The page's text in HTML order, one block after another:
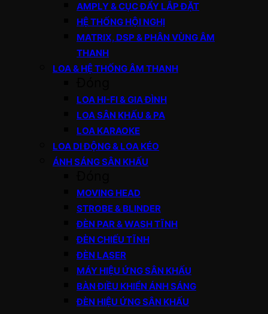
AMPLY & CỤC ĐẨY LẮP ĐẶT
HỆ THỐNG HỘI NGHỊ
MATRIX, DSP & PHÂN VÙNG ÂM
THANH
LOA & HỆ THỐNG ÂM THANH
LOA HI-FI & GIA ĐÌNH
LOA SÂN KHẤU & PA
LOA KARAOKE
LOA DI ĐỘNG & LOA KÉO
ÁNH SÁNG SÂN KHẤU
MOVING HEAD
STROBE & BLINDER
ĐÈN PAR & WASH TĨNH
ĐÈN CHIẾU TĨNH
ĐÈN LASER
MÁY HIỆU ỨNG SÂN KHẤU
BÀN ĐIỀU KHIỂN ÁNH SÁNG
ĐÈN HIỆU ỨNG SÂN KHẤU